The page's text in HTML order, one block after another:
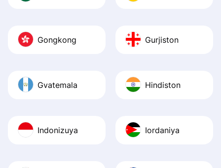
Gongkong Gurjiston
Gvatemala Hindiston
Indonizuya Iordaniya